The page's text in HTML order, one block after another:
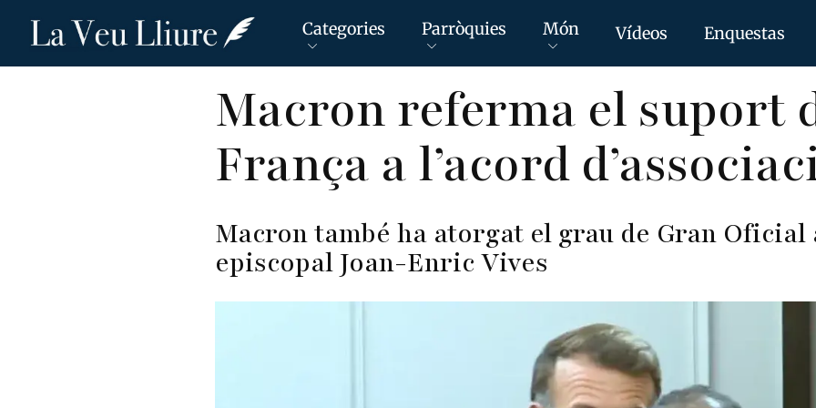
Vés
Categories Parròquies Món Vídeos Enquestas
Macron referma el suport
França a l’acord
Macron també ha atorgat el grau de Gran Oficial
episcopal Joan-Enric Vives